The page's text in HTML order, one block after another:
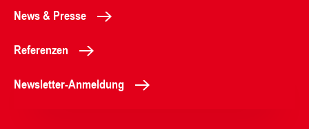
News & Presse
Referenzen
Newsletter-Anmeldung